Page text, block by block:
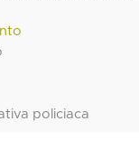
policiaca